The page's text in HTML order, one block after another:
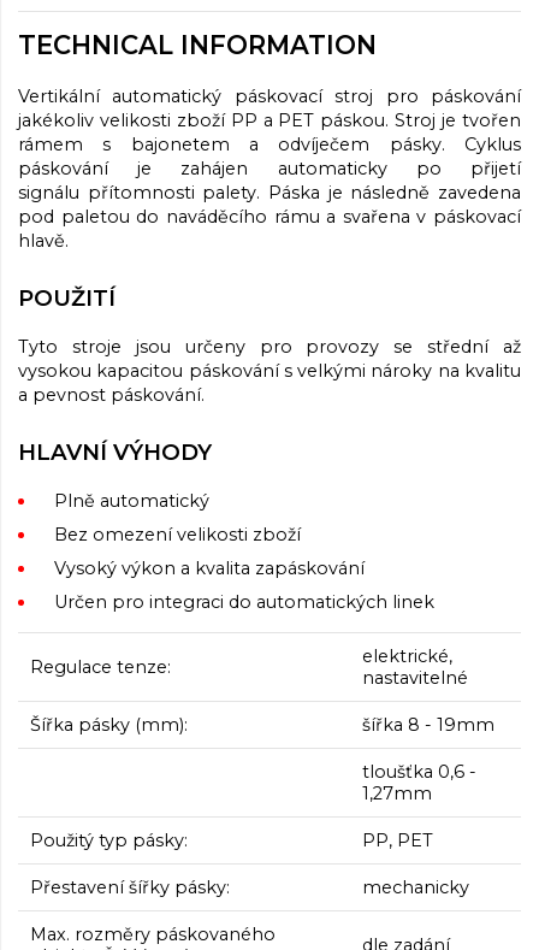
TECHNICAL INFORMATION
Vertikální automatický páskovací stroj pro páskování
jakékoliv velikosti zboží PP a PET páskou. Stroj je tvořen
rámem s bajonetem a odvíječem pásky. Cyklus
páskování je zahájen automaticky po přijetí
signálu přítomnosti palety. Páska je následně zavedena
pod paletou do naváděcího rámu a svařena v páskovací
hlavě.
POUŽITÍ
Tyto stroje jsou určeny pro provozy se střední až
vysokou kapacitou páskování s velkými nároky na kvalitu
a pevnost páskování.
HLAVNÍ VÝHODY
Plně automatický
Bez omezení velikosti zboží
Vysoký výkon a kvalita zapáskování
Určen pro integraci do automatických linek
Regulace tenze:
elektrické,
nastavitelné
Šířka pásky (mm): šířka 8 - 19mm
tloušťka 0,6 -
1,27mm
Použitý typ pásky: PP, PET
Přestavení šířky pásky: mechanicky
Max. rozměry páskovaného
dle zadání